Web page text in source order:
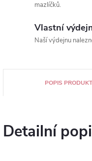
mazlíčků.
Vlastní
Naší výdejnu
POPIS
Detailní